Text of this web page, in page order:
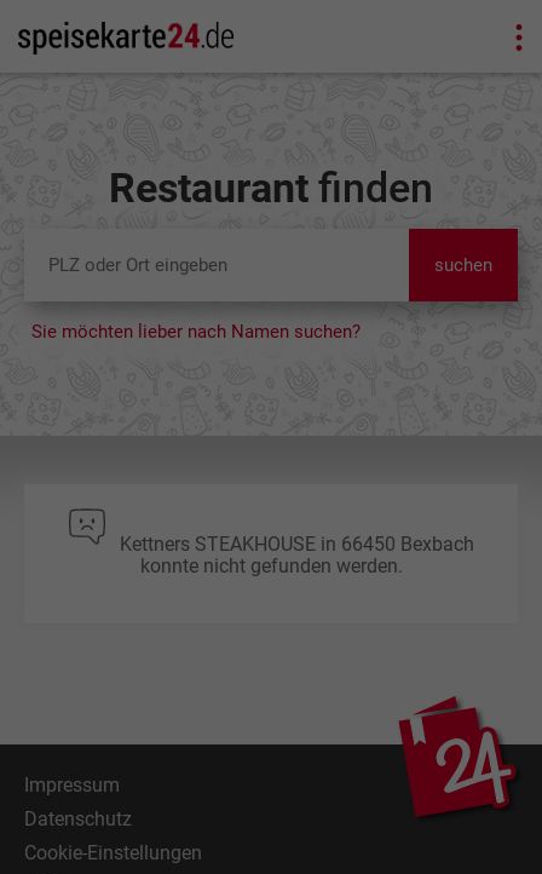
Restaurant finden
suchen
Sie möchten lieber nach Namen suchen?
Kettners STEAKHOUSE in 66450 Bexbach
konnte nicht gefunden werden.
Impressum
Datenschutz
Cookie-Einstellungen